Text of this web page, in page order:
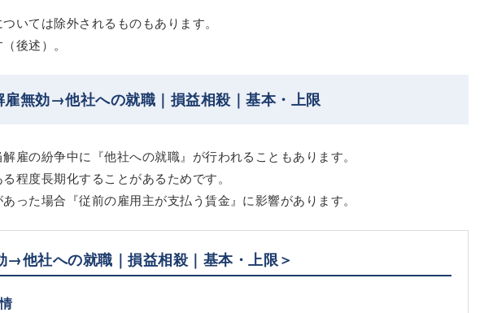
ついては除外されるものもあります。
後述）。
無効→他社への就職｜損益相殺｜基本・上限
雇の紛争中に『他社への就職』が行われることもあります。
程度長期化することがあるためです。
った場合『従前の雇用主が支払う賃金』に影響があります。
→他社への就職｜損益相殺｜基本・上限＞